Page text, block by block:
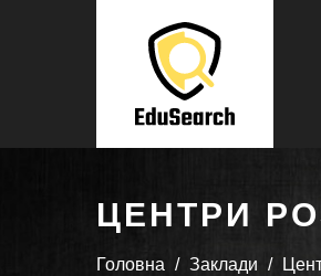
ЦЕНТРИ
Головна Заклади